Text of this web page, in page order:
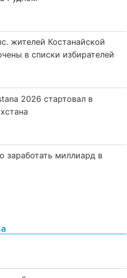
жителей Костанайской
в списки избирателей
2026 стартовал в
заработать миллиард в